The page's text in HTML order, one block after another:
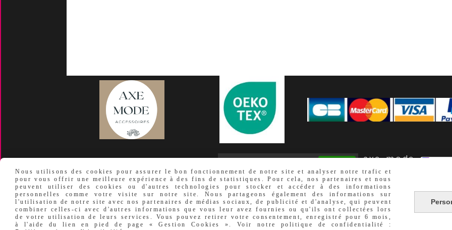
axe_mode
MENTIONS LÉGALES CONDITIONS GÉNÉRALES DE VENTE POLITIQUE DE CONFIDENTIALITÉ
Nous utilisons des cookies pour assurer le bon fonctionnement de notre site et analyser notre trafic et
pour vous offrir une meilleure expérience à des fins de statistiques. Pour cela, nos partenaires et nous
peuvent utiliser des cookies ou d'autres technologies pour stocker et accéder à des informations
personnelles comme votre visite sur notre site. Nous partageons également des informations sur
l'utilisation de notre site avec nos partenaires de médias sociaux, de publicité et d'analyse, qui peuvent
combiner celles-ci avec d'autres informations que vous leur avez fournies ou qu'ils ont collectées lors
de votre utilisation de leurs services. Vous pouvez retirer votre consentement, enregistré pour 6 mois,
à l'aide du lien en pied de page « Gestion Cookies ». Voir notre politique de confidentialité :